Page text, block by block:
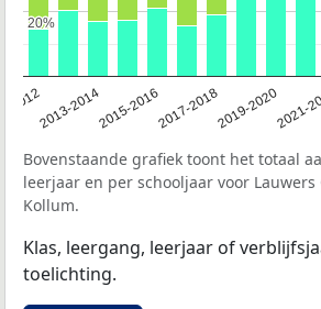
20122013-20142015-20162017-20182019-20202021-
20%
20%
Bovenstaande grafiek toont het totaal
leerjaar en per schooljaar voor Lauwers
Kollum.
Klas, leergang, leerjaar of
toelichting.